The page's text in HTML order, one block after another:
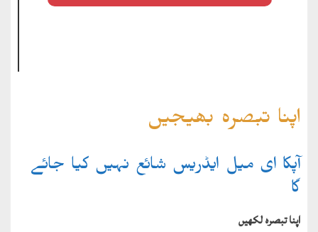
اپنا تبصرہ بھیجیں
آپکا ای میل ایڈریس شائع نہیں کیا جائے
گا
اپنا تبصرہ لکھیں